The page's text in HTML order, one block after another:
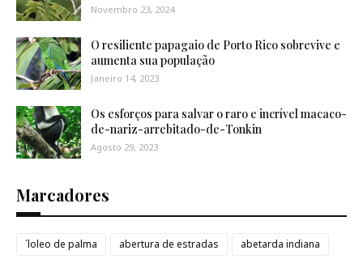
Novembro 23, 2024
O resiliente papagaio de Porto Rico sobrevive e
aumenta sua população
Janeiro 14, 2023
Os esforços para salvar o raro e incrível macaco-
de-nariz-arrebitado-de-Tonkin
Agosto 29, 2023
Marcadores
´loleo de palma abertura de estradas
abetarda indiana